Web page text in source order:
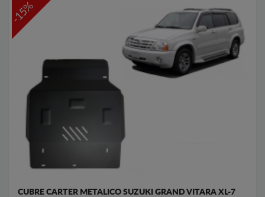
-15%
CUBRE CARTER METALICO SUZUKI GRAND VITARA XL-7